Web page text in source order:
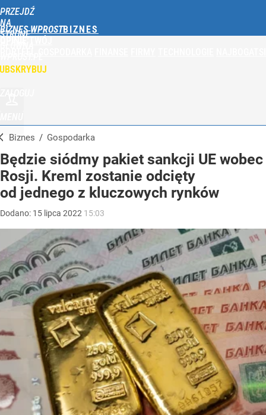
PRZEJDŹ
NA
STRONĘ
BIZNES WPROST
Biznes / Gospodarka
Będzie siódmy pakiet sankcji UE wobec
Rosji. Kreml zostanie odcięty
od jednego z kluczowych rynków
Dodano: 15 lipca 2022 15:03